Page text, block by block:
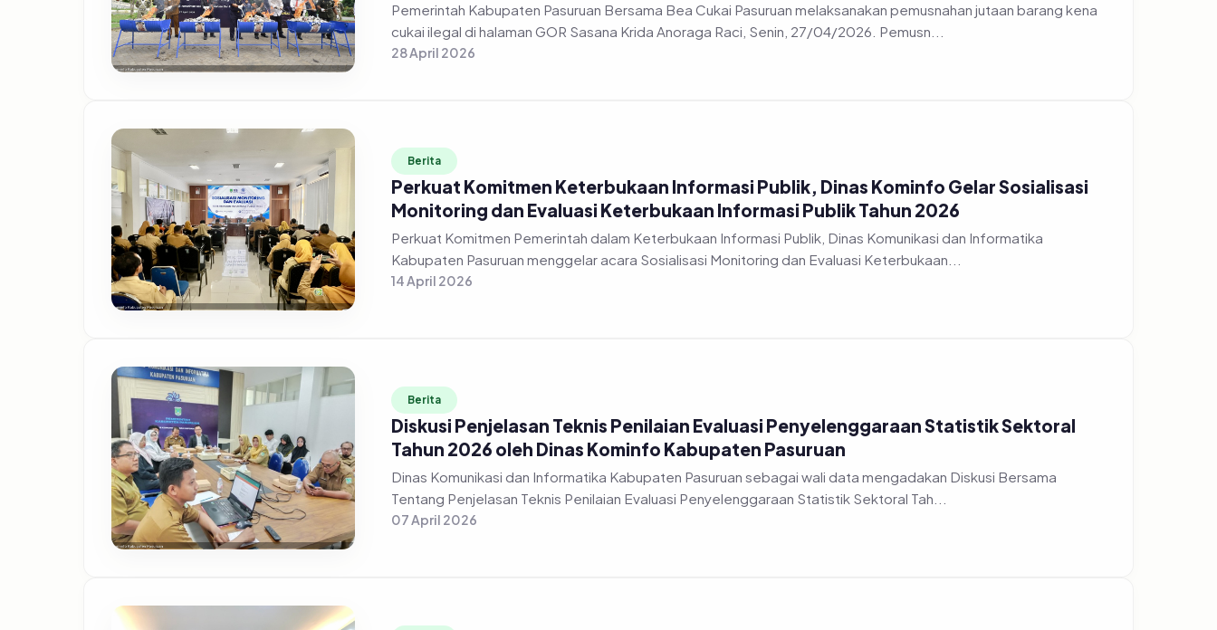
Pemerintah Kabupaten Pasuruan Bersama Bea Cukai Pasuruan melaksanakan pemusnahan jutaan barang kena
cukai ilegal di halaman GOR Sasana Krida Anoraga Raci, Senin, 27/04/2026. Pemusn...
28 April 2026
Berita
Perkuat Komitmen Keterbukaan Informasi Publik, Dinas Kominfo Gelar Sosialisasi
Monitoring dan Evaluasi Keterbukaan Informasi Publik Tahun 2026
Perkuat Komitmen Pemerintah dalam Keterbukaan Informasi Publik, Dinas Komunikasi dan Informatika
Kabupaten Pasuruan menggelar acara Sosialisasi Monitoring dan Evaluasi Keterbukaan...
14 April 2026
Berita
Diskusi Penjelasan Teknis Penilaian Evaluasi Penyelenggaraan Statistik Sektoral
Tahun 2026 oleh Dinas Kominfo Kabupaten Pasuruan
Dinas Komunikasi dan Informatika Kabupaten Pasuruan sebagai wali data mengadakan Diskusi Bersama
Tentang Penjelasan Teknis Penilaian Evaluasi Penyelenggaraan Statistik Sektoral Tah...
07 April 2026